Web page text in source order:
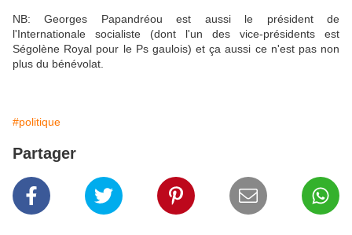
NB: Georges Papandréou est aussi le président de
l'Internationale socialiste (dont l'un des vice-présidents est
Ségolène Royal pour le Ps gaulois) et ça aussi ce n'est pas non
plus du bénévolat.
#politique
Partager